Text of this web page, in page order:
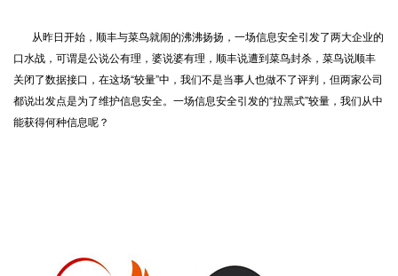
从昨日开始，顺丰与菜鸟就闹的沸沸扬扬，一场信息安全引发了两大企业的
口水战，可谓是公说公有理，婆说婆有理，顺丰说遭到菜鸟封杀，菜鸟说顺丰
关闭了数据接口，在这场“较量”中，我们不是当事人也做不了评判，但两家公司
都说出发点是为了维护信息安全。一场信息安全引发的“拉黑式”较量，我们从中
能获得何种信息呢？